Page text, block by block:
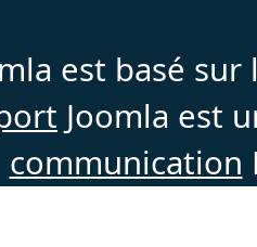
est basé
Joomla est
communication